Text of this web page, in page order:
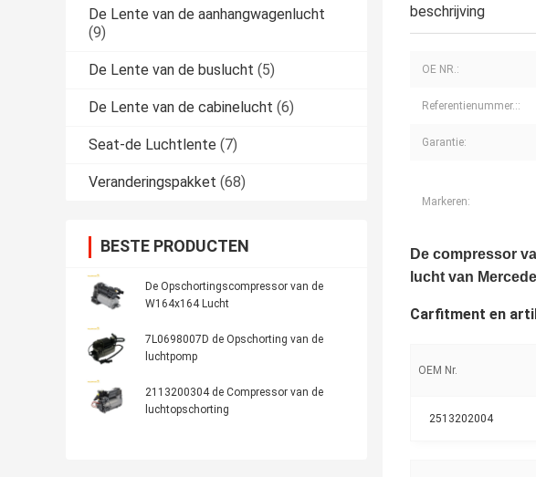
De Lente van de aanhangwagenlucht
(9)
De Lente van de buslucht (5)
De Lente van de cabinelucht (6)
Seat-de Luchtlente (7)
Veranderingspakket (68)
BESTE PRODUCTEN
De Opschortingscompressor van de
W164x164 Lucht
7L0698007D de Opschorting van de
luchtpomp
2113200304 de Compressor van de
luchtopschorting
beschrijving
OE NR.:
Referentienummer.::
Garantie:
Markeren:
De compressor
lucht van
Carfitment en
OEM Nr.
2513202004